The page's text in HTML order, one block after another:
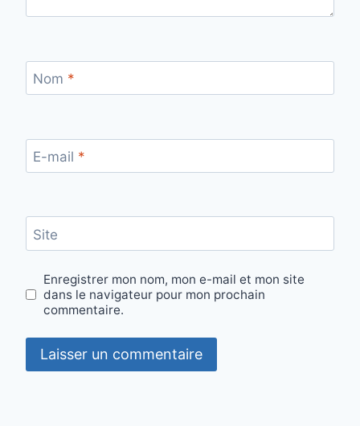
Nom *
E-mail *
Site
Enregistrer mon nom, mon e-mail et mon site
dans le navigateur pour mon prochain
commentaire.